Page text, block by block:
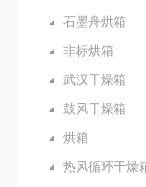
石墨舟烘箱
非标烘箱
武汉干燥箱
鼓风干燥箱
烘箱
热风循环干燥